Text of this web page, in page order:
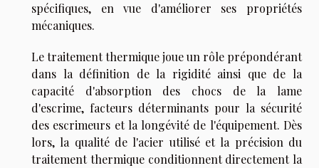
spécifiques, en vue d'améliorer ses propriétés
mécaniques.
Le traitement thermique joue un rôle prépondérant
dans la définition de la rigidité ainsi que de la
capacité d'absorption des chocs de la lame
d'escrime, facteurs déterminants pour la sécurité
des escrimeurs et la longévité de l'équipement. Dès
lors, la qualité de l'acier utilisé et la précision du
traitement thermique conditionnent directement la